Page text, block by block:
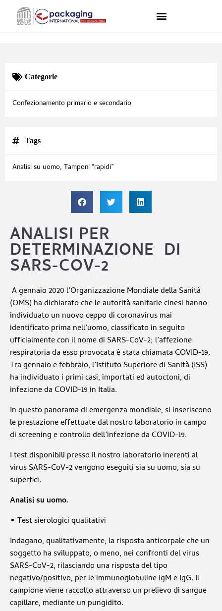
ANALISI PER
DETERMINAZIONE DI
SARS-COV-2
Agennaio 2020 l’Organizzazione Mondiale della Sanità
(OMS) ha dichiarato che le autorità sanitarie cinesi hanno
individuato un nuovo ceppo di coronavirus mai
identificato prima nell’uomo, classificato in seguito
ufficialmente con il nome di SARS-CoV-2; l’affezione
respiratoria da esso provocata è stata chiamata COVID-19.
Tra gennaio e febbraio, l’Istituto Superiore di Sanità (ISS)
ha individuato i primi casi, importati ed autoctoni, di
infezione da COVID-19 in Italia.
In questo panorama di emergenza mondiale, si inseriscono
le prestazione effettuate dal nostro laboratorio in campo
di screening e controllo dell’infezione da COVID-19.
I test disponibili presso il nostro laboratorio inerenti al
virus SARS-CoV-2 vengono eseguiti sia su uomo, sia su
superfici.
Analisi su uomo.
• Test sierologici qualitativi
Indagano, qualitativamente, la risposta anticorpale che un
soggetto ha sviluppato, o meno, nei confronti del virus
SARS-CoV-2, rilasciando una risposta del tipo
negativo/positivo, per le immunoglobuline IgM e IgG. Il
campione viene raccolto attraverso un prelievo di sangue
capillare, mediante un pungidito.
Categorie
Confezionamento primario e secondario
Tags
Analisi su uomo, Tamponi “rapidi”